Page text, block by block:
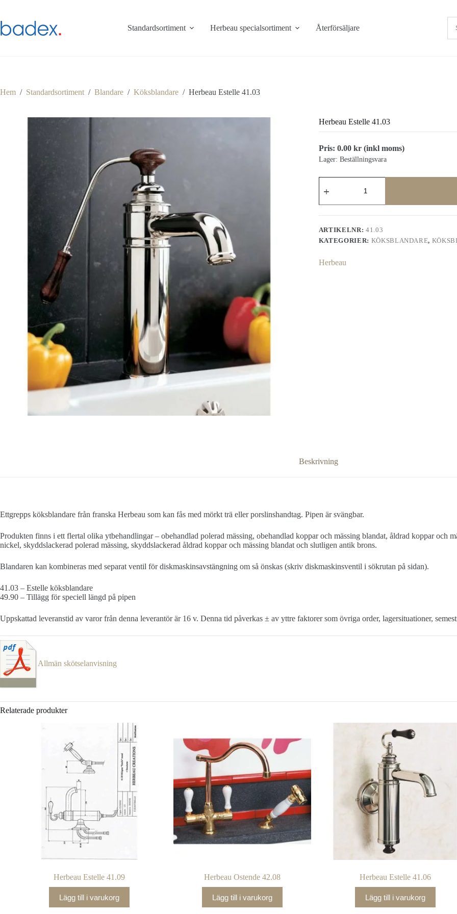
innehåll
Standardsortiment Herbeau specialsortiment Återförsäljare
Hem / Standardsortiment / Blandare / Köksblandare / Herbeau Estelle 41.03
Herbeau Estelle 41.03
Pris: 0.00 kr(inkl moms)
Lager: Beställningsvara
Estelle
mängd
ARTIKELNR: 41.03
KATEGORIER: KÖKSBLANDARE,
Herbeau
Beskrivning
Ettgrepps köksblandare från franska Herbeau som kan fås med mörkt trä eller porslinshandtag. Pipen är svängbar.
Produkten finns i ett flertal olika ytbehandlingar – obehandlad polerad mässing, obehandlad koppar och mässing blandat, åldrad koppar och
nickel, skyddslackerad polerad mässing, skyddslackerad åldrad koppar och mässing blandat och slutligen antik brons.
Blandaren kan kombineras med separat ventil för diskmaskinsavstängning om så önskas (skriv diskmaskinsventil i sökrutan på sidan).
41.03 – Estelle köksblandare
49.90 – Tillägg för speciell längd på pipen
Uppskattad leveranstid av varor från denna leverantör är 16 v. Denna tid påverkas ± av yttre faktorer som övriga order, lagersituationer,
Allmän skötselanvisning
Relaterade produkter
Herbeau Estelle 41.09
Lägg till i varukorg
Herbeau Ostende 42.08
Lägg till i varukorg
Herbeau Estelle 41.06
Lägg till i varukorg